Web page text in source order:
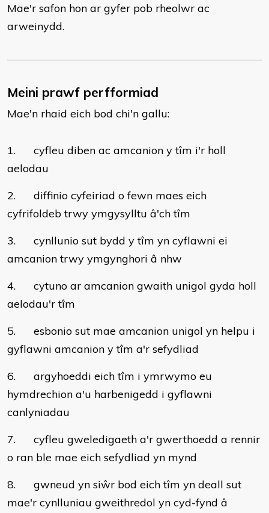
Mae'r safon hon ar gyfer pob rheolwr ac
arweinydd.
Meini prawf perfformiad
Mae'n rhaid eich bod chi'n gallu:
1. cyfleu diben ac amcanion y tîm i'r holl
aelodau
2. diffinio cyfeiriad o fewn maes eich
cyfrifoldeb trwy ymgysylltu â'ch tîm
3. cynllunio sut bydd y tîm yn cyflawni ei
amcanion trwy ymgynghori â nhw
4. cytuno ar amcanion gwaith unigol gyda holl
aelodau'r tîm
5. esbonio sut mae amcanion unigol yn helpu i
gyflawni amcanion y tîm a'r sefydliad
6. argyhoeddi eich tîm i ymrwymo eu
hymdrechion a'u harbenigedd i gyflawni
canlyniadau
7. cyfleu gweledigaeth a'r gwerthoedd a rennir
o ran ble mae eich sefydliad yn mynd
8. gwneud yn siŵr bod eich tîm yn deall sut
mae'r cynlluniau gweithredol yn cyd-fynd â